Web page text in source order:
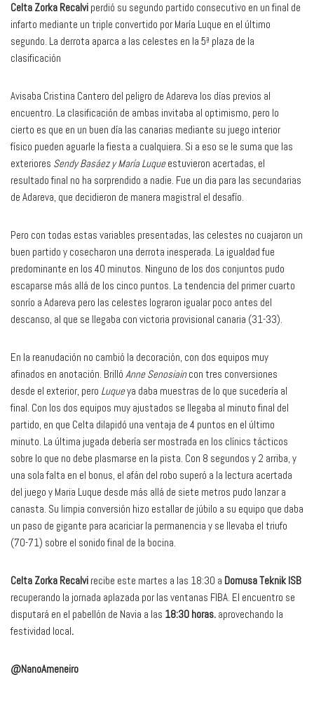
Celta Zorka Recalvi perdió su segundo partido consecutivo en un final de
infarto mediante un triple convertido por María Luque en el último
segundo. La derrota aparca a las celestes en la 5ª plaza de la
clasificación
Avisaba Cristina Cantero del peligro de Adareva los días previos al
encuentro. La clasificación de ambas invitaba al optimismo, pero lo
cierto es que en un buen día las canarias mediante su juego interior
físico pueden aguarle la fiesta a cualquiera. Si a eso se le suma que las
exteriores Sendy Basáez y María Luqueestuvieron acertadas, el
resultado final no ha sorprendido a nadie. Fue un dia para las secundarias
de Adareva, que decidieron de manera magistral el desafío.
Pero con todas estas variables presentadas, las celestes no cuajaron un
buen partido y cosecharon una derrota inesperada. La igualdad fue
predominante en los 40 minutos. Ninguno de los dos conjuntos pudo
escaparse más allá de los cinco puntos. La tendencia del primer cuarto
sonrío a Adareva pero las celestes lograron igualar poco antes del
descanso, al que se llegaba con victoria provisional canaria (31-33).
En la reanudación no cambió la decoración, con dos equipos muy
afinados en anotación. Brilló Anne Senosiaincon tres conversiones
desde el exterior, pero Luqueya daba muestras de lo que sucedería al
final. Con los dos equipos muy ajustados se llegaba al minuto final del
partido, en que Celta dilapidó una ventaja de 4 puntos en el último
minuto. La última jugada debería ser mostrada en los clínics tácticos
sobre lo que no debe plasmarse en la pista. Con 8 segundos y 2 arriba, y
una sola falta en el bonus, el afán del robo superó a la lectura acertada
del juego y Maria Luque desde más allá de siete metros pudo lanzar a
canasta. Su limpia conversión hizo estallar de júbilo a su equipo que daba
un paso de gigante para acariciar la permanencia y se llevaba el triufo
(70-71) sobre el sonido final de la bocina.
Celta Zorka Recalvi recibe este martes a las 18:30 a Domusa Teknik ISB
recuperando la jornada aplazada por las ventanas FIBA. El encuentro se
disputará en el pabellón de Navia a las 18:30 horas. aprovechando la
festividad local.
@NanoAmeneiro